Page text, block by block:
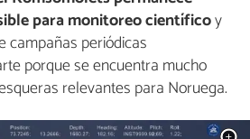
para monitoreo científicoy
campañas periódicas
porque se encuentra mucho
relevantes para Noruega.